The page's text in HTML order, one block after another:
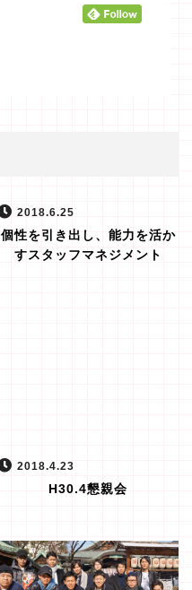
2018.6.25
個性を引き出し、能力を活か
すスタッフマネジメント
2018.4.23
H30.4懇親会